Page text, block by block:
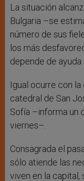
La situación
Bulgaria –se
número de sus
los más
depende de
Igual ocurre con
catedral de San
Sofía –informa un
viernes–.
Consagrada el
sólo atiende las
viven en la capital,